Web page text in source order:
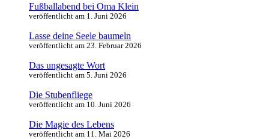
Fußballabend bei Oma Klein
veröffentlicht am 1. Juni 2026
Lasse deine Seele baumeln
veröffentlicht am 23. Februar 2026
Das ungesagte Wort
veröffentlicht am 5. Juni 2026
Die Stubenfliege
veröffentlicht am 10. Juni 2026
Die Magie des Lebens
veröffentlicht am 11. Mai 2026